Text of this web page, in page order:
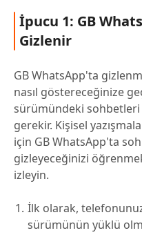
İpucu 1: GB
Gizlenir
GB WhatsApp'ta
nasıl göstereceğinize
sürümündeki sohbetleri
gerekir. Kişisel
için GB WhatsApp'ta
gizleyeceğinizi
izleyin.
İlk olarak,
sürümünün yüklü